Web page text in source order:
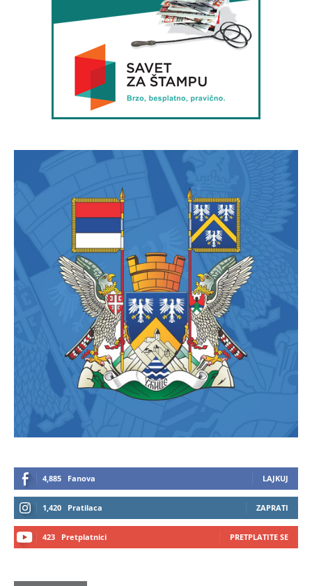
4,885 Fanova LAJKUJ
1,420 Pratilaca ZAPRATI
423 Pretplatnici PRETPLATITE SE